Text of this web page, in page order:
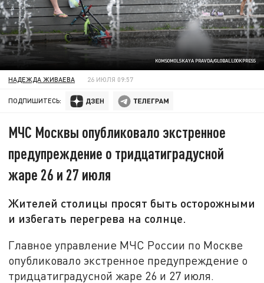
KOMSOMOLSKAYA PRAVDA/GLOBALLOOKPRESS
НАДЕЖДА ЖИВАЕВА 26 ИЮЛЯ 09:57
ПОДПИШИТЕСЬ:
МЧС Москвы опубликовало экстренное
предупреждение о тридцатиградусной
жаре 26 и 27 июля
Жителей столицы просят быть осторожными
и избегать перегрева на солнце.
Главное управление МЧС России по Москве
опубликовало экстренное предупреждение о
тридцатиградусной жаре 26 и 27 июля.